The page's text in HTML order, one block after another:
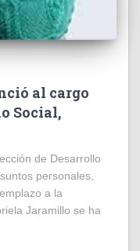
al cargo
Social,
de Desarrollo
personales,
a la
Jaramillo se ha